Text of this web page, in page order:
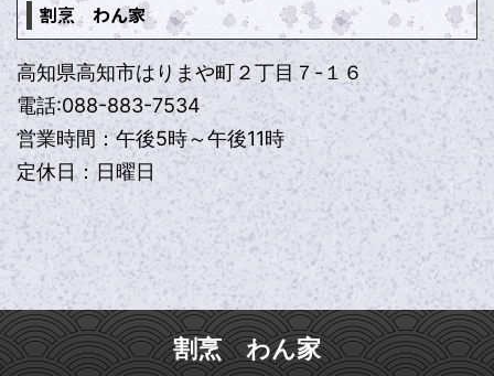
割烹 わん家
高知県高知市はりまや町２丁目７-１６
電話:088-883-7534
営業時間：午後5時～午後11時
定休日：日曜日
割烹 わん家